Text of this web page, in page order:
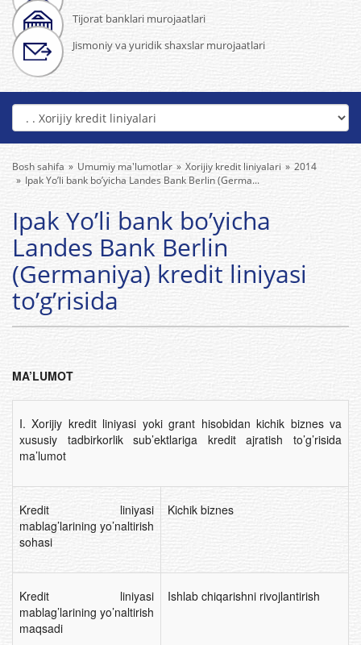
Tijorat banklari murojaatlari
Jismoniy va yuridik shaxslar murojaatlari
Bosh sahifa Umumiy ma'lumotlar Xorijiy kredit liniyalari
2014
Ipak Yo’li bank bo’yicha Landes Bank Berlin (Germa...
Ipak Yo’li bank bo’yicha
Landes Bank Berlin
(Germaniya) kredit liniyasi
to’g’risida
MA’LUMOT
I. Xorijiy kredit liniyasi yoki grant hisobidan kichik biznes va
xususiy tadbirkorlik sub’ektlariga kredit ajratish to’g’risida
ma’lumot
Kredit liniyasi
mablag’larining yo’naltirish
sohasi
Kichik biznes
Kredit liniyasi
mablag’larining yo’naltirish
maqsadi
Ishlab chiqarishni rivojlantirish